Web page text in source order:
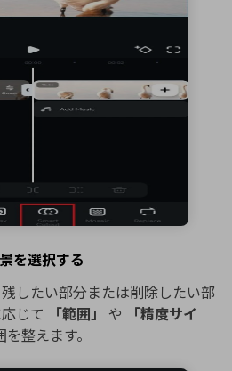
を選択する
したい部分または削除したい部
じて
「範囲」 や
「精度サイ
整えます。